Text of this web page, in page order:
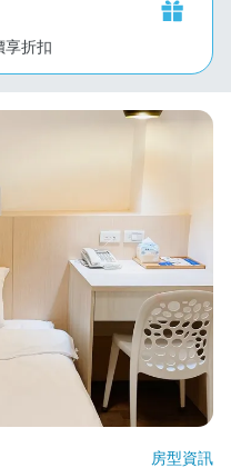
享折扣
房型資訊